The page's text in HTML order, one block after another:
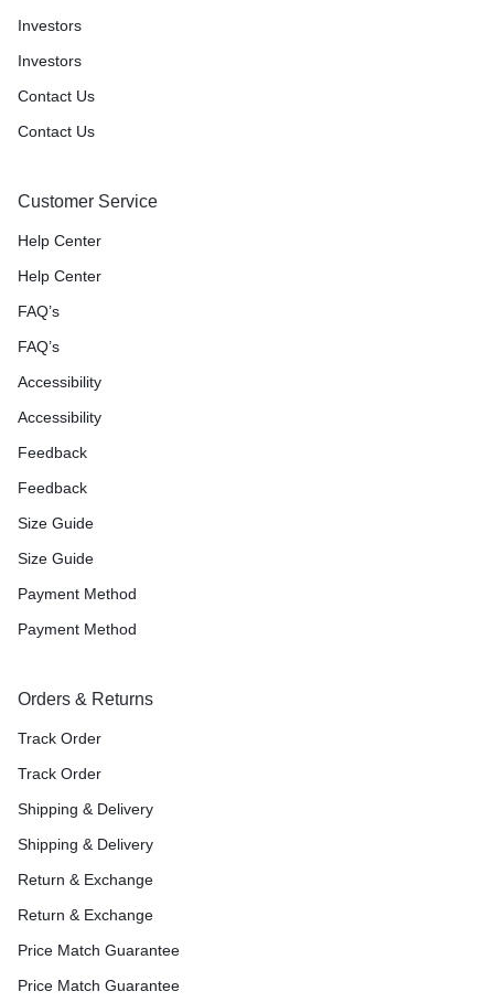
Investors
Investors
Contact Us
Contact Us
Customer Service
Help Center
Help Center
FAQ’s
FAQ’s
Accessibility
Accessibility
Feedback
Feedback
Size Guide
Size Guide
Payment Method
Payment Method
Orders & Returns
Track Order
Track Order
Shipping & Delivery
Shipping & Delivery
Return & Exchange
Return & Exchange
Price Match Guarantee
Price Match Guarantee